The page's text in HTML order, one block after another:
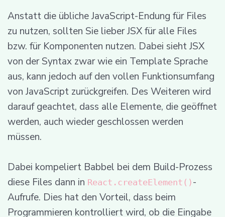
Anstatt die übliche JavaScript-Endung für Files
zu nutzen, sollten Sie lieber JSX für alle Files
bzw. für Komponenten nutzen. Dabei sieht JSX
von der Syntax zwar wie ein Template Sprache
aus, kann jedoch auf den vollen Funktionsumfang
von JavaScript zurückgreifen. Des Weiteren wird
darauf geachtet, dass alle Elemente, die geöffnet
werden, auch wieder geschlossen werden
müssen.
Dabei kompeliert Babbel bei dem Build-Prozess
diese Files dann in React.createElement() -
Aufrufe. Dies hat den Vorteil, dass beim
Programmieren kontrolliert wird, ob die Eingabe